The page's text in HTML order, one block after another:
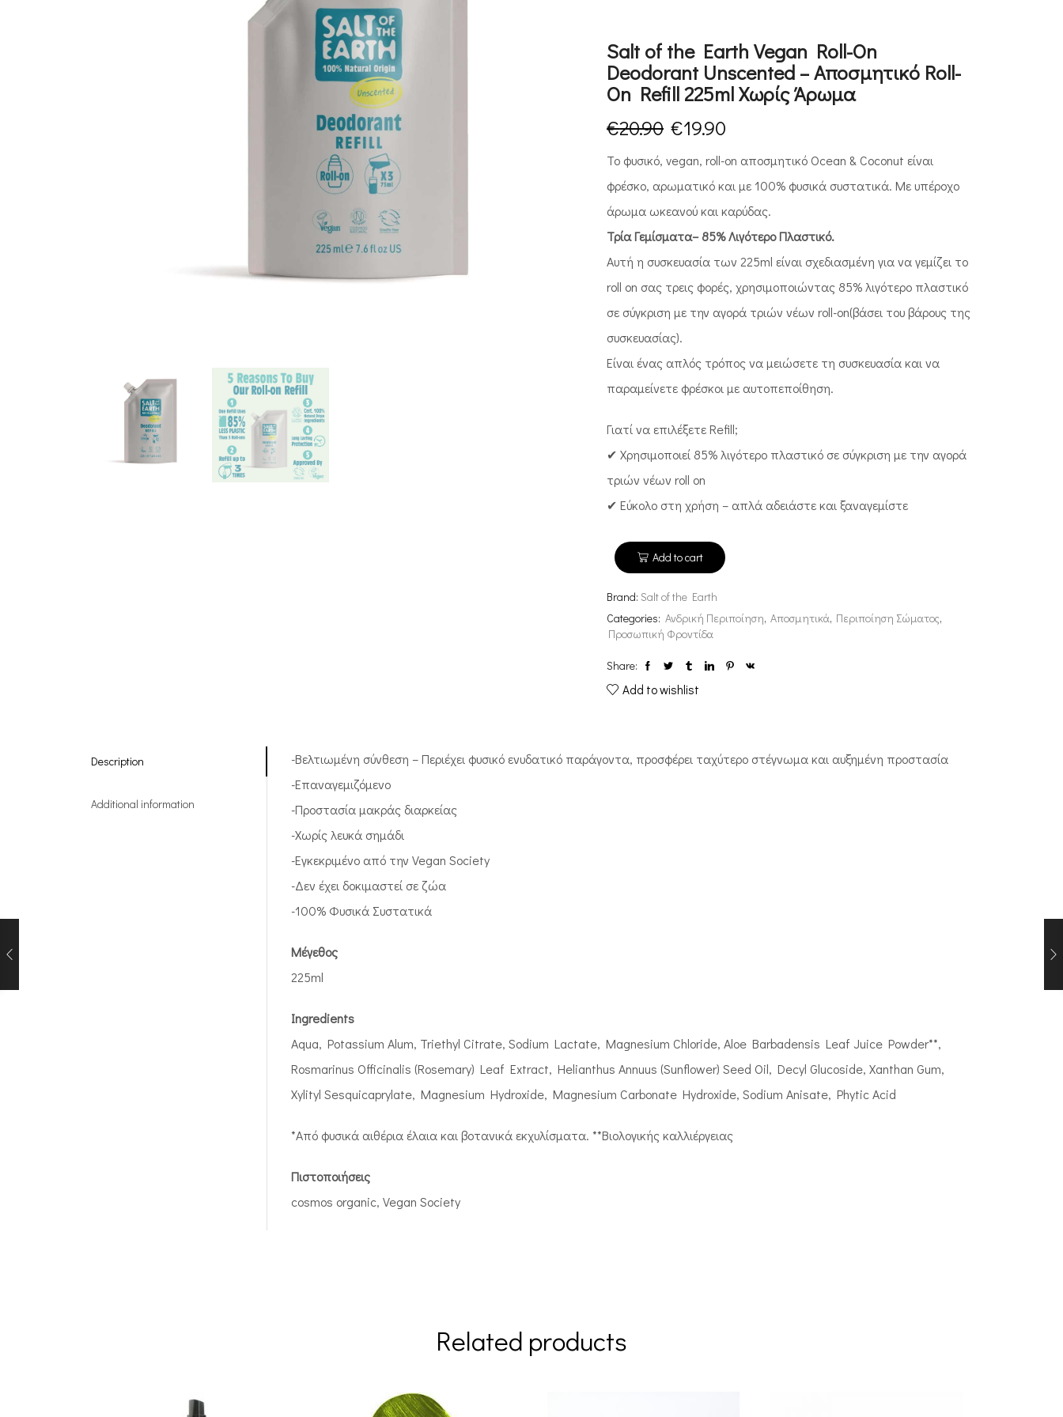
Salt of the Earth Vegan Roll-On
Deodorant Unscented – Αποσμητικό Roll-
On Refill 225ml Χωρίς Άρωμα
€20.90 €19.90
Το φυσικό, vegan, roll-on αποσμητικό Ocean & Coconut είναι
φρέσκο, αρωματικό και με 100% φυσικά συστατικά. Με υπέροχο
άρωμα ωκεανού και καρύδας.
Τρία Γεμίσματα– 85% Λιγότερο Πλαστικό.
Αυτή η συσκευασία των 225ml είναι σχεδιασμένη για να γεμίζει το
roll on σας τρεις φορές, χρησιμοποιώντας 85% λιγότερο πλαστικό
σε σύγκριση με την αγορά τριών νέων roll-on(βάσει του βάρους της
συσκευασίας).
Είναι ένας απλός τρόπος να μειώσετε τη συσκευασία και να
παραμείνετε φρέσκοι με αυτοπεποίθηση.
Γιατί να επιλέξετε Refill;
✔ Χρησιμοποιεί 85% λιγότερο πλαστικό σε σύγκριση με την αγορά
τριών νέων roll on
✔ Εύκολο στη χρήση – απλά αδειάστε και ξαναγεμίστε
Add to cart
Brand: Salt of the Earth
Categories: Ανδρική Περιποίηση, Αποσμητικά, Περιποίηση Σώματος,
Προσωπική Φροντίδα
Share:
Add to wishlist
Description
Additional information
-Βελτιωμένη σύνθεση – Περιέχει φυσικό ενυδατικό παράγοντα, προσφέρει ταχύτερο στέγνωμα και αυξημένη προστασία
-Επαναγεμιζόμενο
-Προστασία μακράς διαρκείας
-Χωρίς λευκά σημάδι
-Εγκεκριμένο από την Vegan Society
-Δεν έχει δοκιμαστεί σε ζώα
-100% Φυσικά Συστατικά
Μέγεθος
225ml
Ingredients
Aqua, Potassium Alum, Triethyl Citrate, Sodium Lactate, Magnesium Chloride, Aloe Barbadensis Leaf Juice Powder**,
Rosmarinus Officinalis (Rosemary) Leaf Extract, Helianthus Annuus (Sunflower) Seed Oil, Decyl Glucoside, Xanthan Gum,
Xylityl Sesquicaprylate, Magnesium Hydroxide, Magnesium Carbonate Hydroxide, Sodium Anisate, Phytic Acid
*Από φυσικά αιθέρια έλαια και βοτανικά εκχυλίσματα. **Βιολογικής καλλιέργειας
Πιστοποιήσεις
cosmos organic, Vegan Society
Related products